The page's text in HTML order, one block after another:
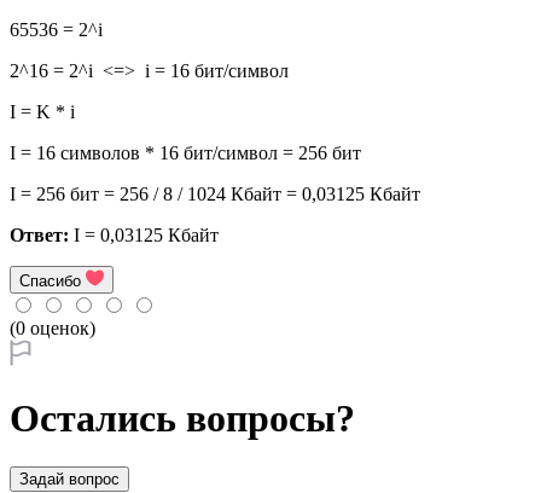
65536 = 2^i
2^16 = 2^i <=> i = 16 бит/символ
I = K * i
I = 16 символов * 16 бит/символ = 256 бит
I = 256 бит = 256 / 8 / 1024 Кбайт = 0,03125 Кбайт
Ответ: I = 0,03125 Кбайт
Спасибо
(0 оценок)
Остались вопросы?
Задай вопрос